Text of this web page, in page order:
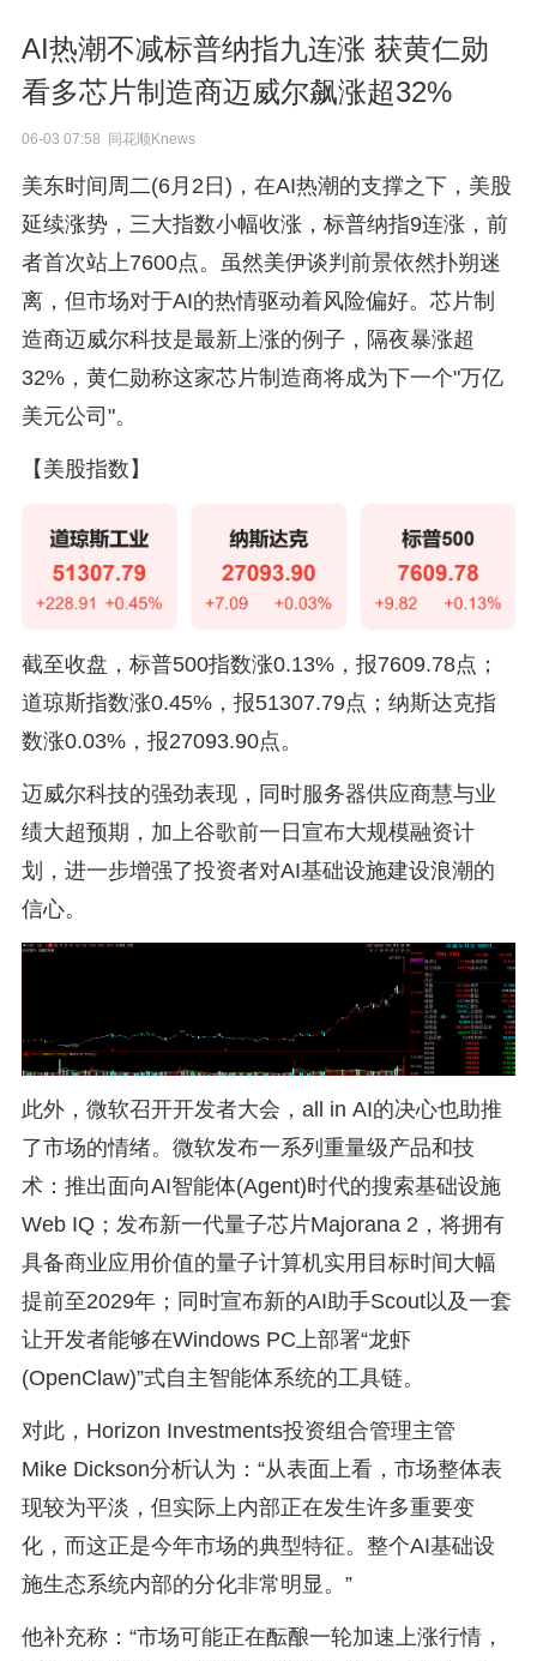
AI热潮不减标普纳指九连涨 获黄仁勋
看多芯片制造商迈威尔飙涨超32%
06-03 07:58 同花顺Knews
美东时间周二(6月2日)，在AI热潮的支撑之下，美股
延续涨势，三大指数小幅收涨，标普纳指9连涨，前
者首次站上7600点。虽然美伊谈判前景依然扑朔迷
离，但市场对于AI的热情驱动着风险偏好。芯片制
造商迈威尔科技是最新上涨的例子，隔夜暴涨超
32%，黄仁勋称这家芯片制造商将成为下一个"万亿
美元公司"。
【美股指数】
截至收盘，标普500指数涨0.13%，报7609.78点；
道琼斯指数涨0.45%，报51307.79点；纳斯达克指
数涨0.03%，报27093.90点。
迈威尔科技的强劲表现，同时服务器供应商慧与业
绩大超预期，加上谷歌前一日宣布大规模融资计
划，进一步增强了投资者对AI基础设施建设浪潮的
信心。
此外，微软召开开发者大会，all in AI的决心也助推
了市场的情绪。微软发布一系列重量级产品和技
术：推出面向AI智能体(Agent)时代的搜索基础设施
Web IQ；发布新一代量子芯片Majorana 2，将拥有
具备商业应用价值的量子计算机实用目标时间大幅
提前至2029年；同时宣布新的AI助手Scout以及一套
让开发者能够在Windows PC上部署“龙虾
(OpenClaw)”式自主智能体系统的工具链。
对此，Horizon Investments投资组合管理主管
Mike Dickson分析认为：“从表面上看，市场整体表
现较为平淡，但实际上内部正在发生许多重要变
化，而这正是今年市场的典型特征。整个AI基础设
施生态系统内部的分化非常明显。”
他补充称：“市场可能正在酝酿一轮加速上涨行情，